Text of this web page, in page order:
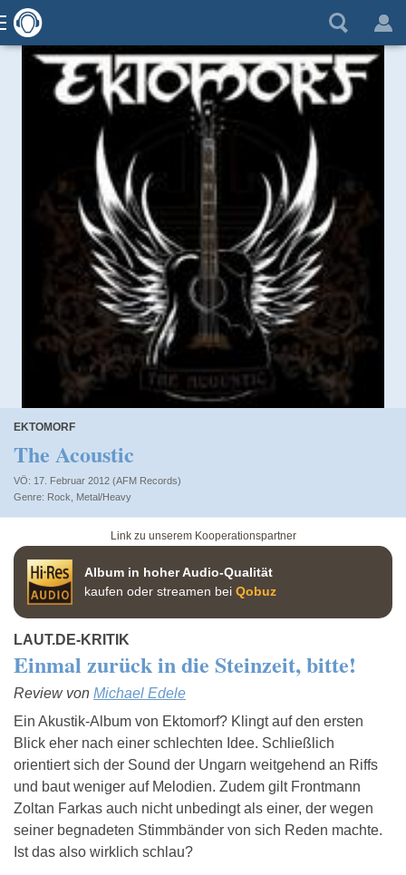
EKTOMORF
The Acoustic
VÖ: 17. Februar 2012 (AFM Records)
Rock
Metal/Heavy
Link zu unserem Kooperationspartner
Album in hoher Audio-Qualität
kaufen oder streamen bei Qobuz
LAUT.DE-KRITIK
Einmal zurück in die Steinzeit, bitte!
Review von Michael Edele
Ein Akustik-Album von Ektomorf? Klingt auf den ersten
Blick eher nach einer schlechten Idee. Schließlich
orientiert sich der Sound der Ungarn weitgehend an Riffs
und baut weniger auf Melodien. Zudem gilt Frontmann
Zoltan Farkas auch nicht unbedingt als einer, der wegen
seiner begnadeten Stimmbänder von sich Reden machte.
Ist das also wirklich schlau?